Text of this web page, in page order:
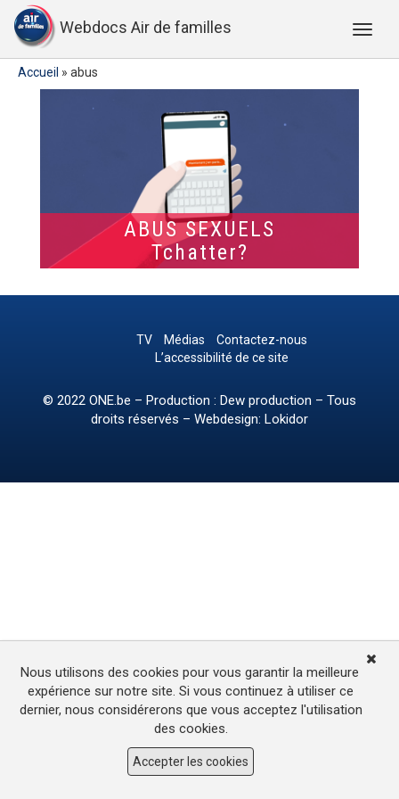
Webdocs Air de familles
Accueil » abus
ABUS SEXUELS
Tchatter?
TV Médias
Contactez-nous
L’accessibilité de ce site
© 2022 ONE.be – Production : Dew production – Tous
droits réservés – Webdesign: Lokidor
Nous utilisons des cookies pour vous garantir la meilleure
expérience sur notre site. Si vous continuez à utiliser ce
dernier, nous considérerons que vous acceptez l'utilisation
des cookies.
Accepter les cookies